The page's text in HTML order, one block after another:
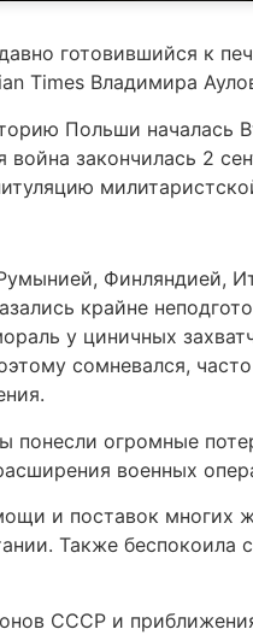
готовившийся к
Times Владимира
Польши началась
закончилась 2
Финляндией,
крайне
у циничных
сомневался,
огромные
военных
и поставок многих
Также беспокоила
СССР и